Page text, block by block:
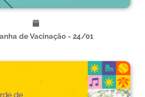
de Vacinação - 24/01